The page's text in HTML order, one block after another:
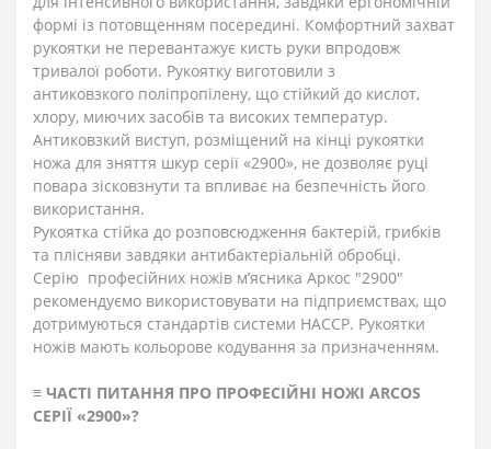
формі із потовщенням посередині. Комфортний захват
рукоятки не перевантажує кисть руки впродовж
тривалої роботи. Рукоятку виготовили з
антиковзкого поліпропілену, що стійкий до кислот,
хлору, миючих засобів та високих температур.
Антиковзкий виступ, розміщений на кінці рукоятки
ножа для зняття шкур серії «2900», не дозволяє руці
повара зісковзнути та впливає на безпечність його
використання.
Рукоятка стійка до розповсюдження бактерій, грибків
та плісняви завдяки антибактеріальній обробці.
Серію професійних ножів м’ясника Аркос "2900"
рекомендуємо використовувати на підприємствах, що
дотримуються стандартів системи HACCP. Рукоятки
ножів мають кольорове кодування за призначенням.
≡ ЧАСТІ ПИТАННЯ ПРО ПРОФЕСІЙНІ НОЖІ ARCOS
СЕРІЇ «2900»?